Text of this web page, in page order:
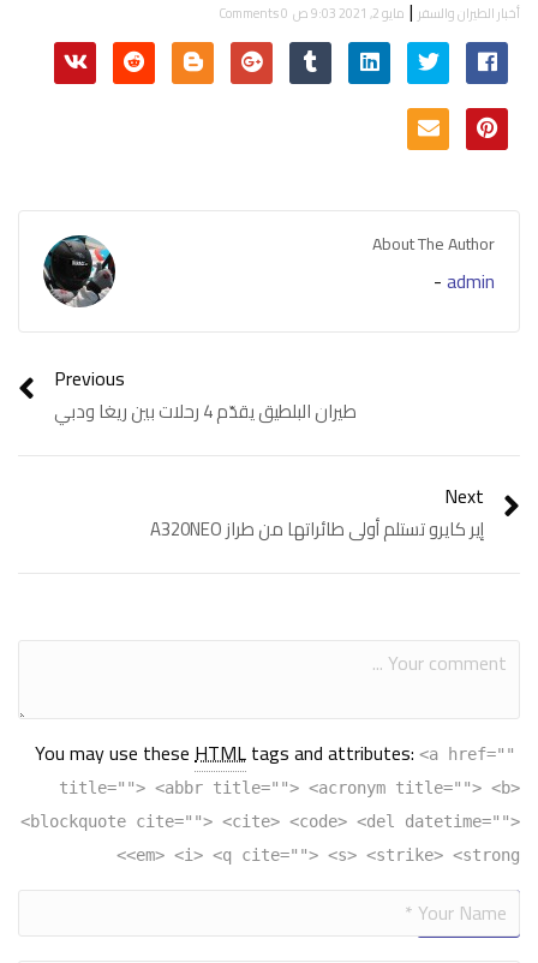
أخبار الطيران والسفر | مايو 2, 2021 9:03 ص 0 Comments
About The Author
admin
-
Previous
طيران البلطيق يقدّم 4 رحلات بين ريغا ودبي
Next
إير كايرو تستلم أولى طائراتها من طراز A320NEO
You may use theseHTMLtags and attributes: <a href=""
title=""> <abbr title=""> <acronym title=""> <b>
<blockquote cite=""> <cite> <code> <del datetime="">
<em> <i> <q cite=""> <s> <strike> <strong>
Alternative: